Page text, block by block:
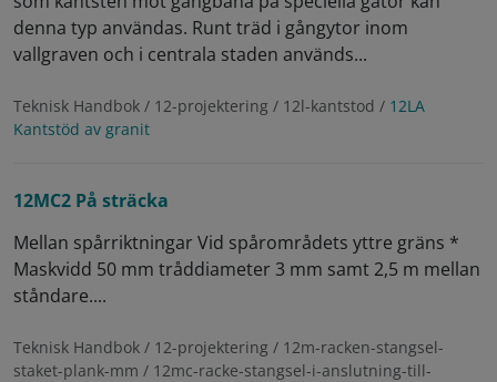
denna typ användas. Runt träd i gångytor inom
vallgraven och i centrala staden används...
Teknisk Handbok / 12-projektering / 12l-kantstod / 12LA
Kantstöd av granit
12MC2 På sträcka
Mellan spårriktningar Vid spårområdets yttre gräns *
Maskvidd 50 mm tråddiameter 3 mm samt 2,5 m mellan
ståndare....
Teknisk Handbok / 12-projektering / 12m-racken-stangsel-
staket-plank-mm / 12mc-racke-stangsel-i-anslutning-till-